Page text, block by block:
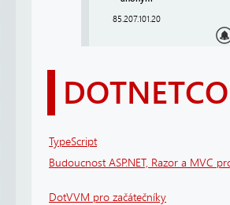
85.207.101.20
TypeScript
Budoucnost ASP.NET, Razor a MVC
DotVVM pro začátečníky